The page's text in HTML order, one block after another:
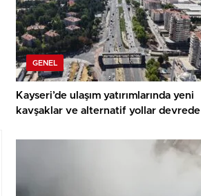
GENEL
Kayseri’de ulaşım yatırımlarında yeni
kavşaklar ve alternatif yollar devrede